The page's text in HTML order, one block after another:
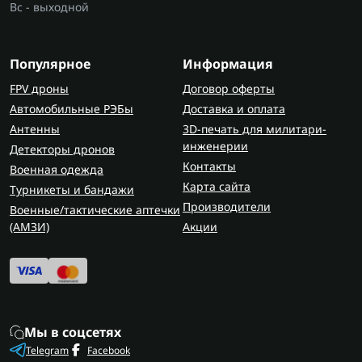
берут за более простой запуск и
выносливость, а лодочные моторы подбирают
уже под формат использования на воде и в
зависимости от особенностей требований и
характеристик.
Самые распространенные варианты:
бензиновый;
дизельный;
газ/бензин.
Для какой техники используются
двигатели?
Двигатели ставят на генераторы, мототехнику,
отдельный силовой узел. Отдельно часто ищут
двигатель к мотоблоку, когда нужно
Вс - выходной
Популярное
FPV дроны
Автомобильные РЭБы
Антенны
Детекторы дронов
Военная одежда
Турникеты и бандажи
Военные/тактические аптечки
(AMЗИ)
Информация
Договор оферты
Доставка и оплата
3D-печать для милитари-
инженерии
Контакты
Карта сайта
Производители
Акции
Мы в соцсетях
Telegram Facebook